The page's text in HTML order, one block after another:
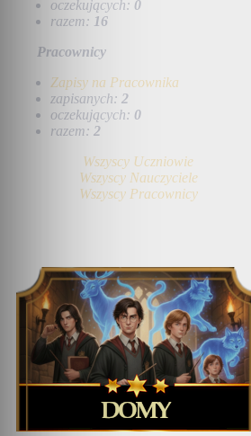
oczekujących: 0
razem: 16
Pracownicy
Zapisy na Pracownika
zapisanych: 2
oczekujących: 0
razem: 2
Wszyscy Uczniowie
Wszyscy Nauczyciele
Wszyscy Pracownicy